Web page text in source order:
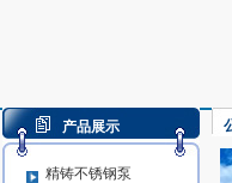
产品展示
精铸不锈钢泵